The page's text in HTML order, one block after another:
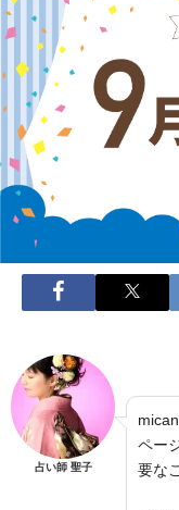
占い師 聖子
ペー
要な